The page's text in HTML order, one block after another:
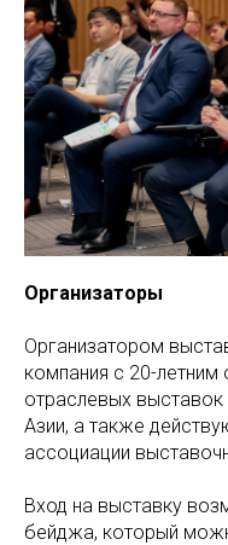
Организаторы
Организатором
компания с 20-летним
отраслевых
Азии, а также
ассоциации
Вход на выставку
бейджа, который